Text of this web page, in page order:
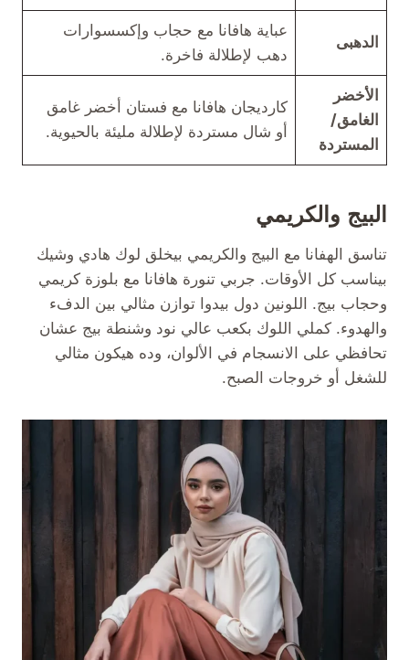
الدهبى
عباية هافانا مع حجاب وإكسسوارات
دهب لإطلالة فاخرة.
الأخضر
الغامق/
المستردة
كارديجان هافانا مع فستان أخضر غامق
أو شال مستردة لإطلالة مليئة بالحيوية.
البيج والكريمي
تناسق الهفانا مع البيج والكريمي بيخلق لوك هادي وشيك
بيناسب كل الأوقات. جربي تنورة هافانا مع بلوزة كريمي
وحجاب بيج. اللونين دول بيدوا توازن مثالي بين الدفء
والهدوء. كملي اللوك بكعب عالي نود وشنطة بيج عشان
تحافظي على الانسجام في الألوان، وده هيكون مثالي
للشغل أو خروجات الصبح.